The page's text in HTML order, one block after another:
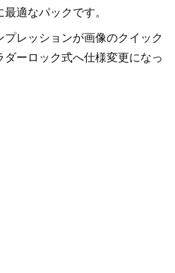
適なパックです。
レッションが画像のクイック
ーロック式へ仕様変更になっ